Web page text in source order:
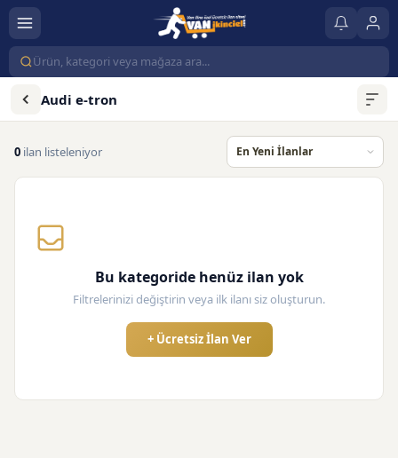
Audi e-tron
0 ilan listeleniyor
Bu kategoride henüz ilan yok
Filtrelerinizi değiştirin veya ilk ilanı siz oluşturun.
+ Ücretsiz İlan Ver